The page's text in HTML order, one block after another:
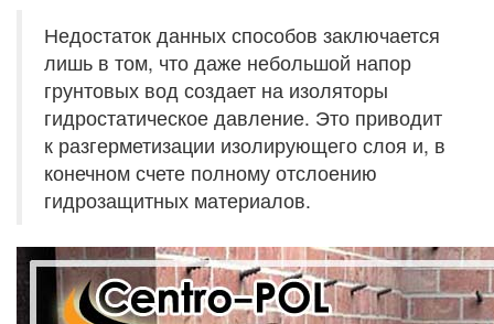
Недостаток данных способов заключается
лишь в том, что даже небольшой напор
грунтовых вод создает на изоляторы
гидростатическое давление. Это приводит
к разгерметизации изолирующего слоя и, в
конечном счете полному отслоению
гидрозащитных материалов.